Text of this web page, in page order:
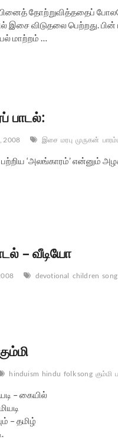
தோற்றுவித்ததைப்
இசை விடுதலை பெற்றது.
மாற்றம் …
பாடல்:
2008 இசை மரபு முருகன்
‘அலங்காரம்’ என்னும்
– வீடியோ
devotional children song
hinduism hindu folk song கும்மி
– கையில்
– தமிழ்